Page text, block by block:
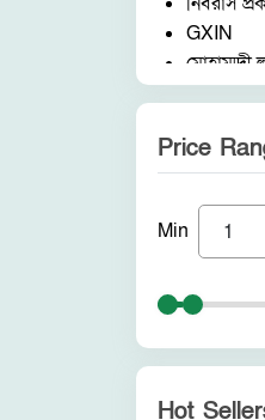
GXIN
মোহাম্মদী
আকীল
নন ব্র্যান্ড
পুনরায়
হাকীমুল
সীরাহ
Price
Min
Hot